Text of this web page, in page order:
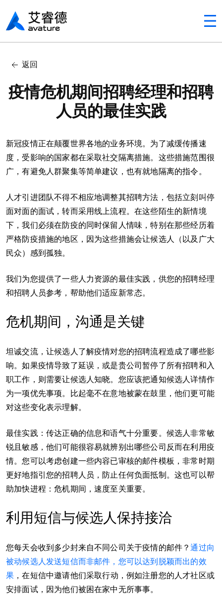
Avaturehcm
返回
疫情危机期间招聘经理和招聘
人员的最佳实践
危机期间，沟通是关键
新冠疫情正在颠覆世界各地的业务环境。为了减缓传播速
度，受影响的国家都在采取社交隔离措施。这些措施范围很
广，有避免人群聚集等简单建议，也有就地隔离的指令。
人才引进团队不得不相应地调整其招聘方法，包括立刻叫停
面对面的面试，转而采用线上流程。在这些陌生的新情境
下，我们必须在防疫的同时保留人情味，特别在那些经历着
严格防疫措施的地区，因为这些措施会让候选人（以及广大
民众）感到孤独。
我们为您提供了一些人力资源的最佳实践，供您的招聘经理
和招聘人员参考，帮助他们适应新常态。
危机期间，沟通是关键
坦诚交流，让候选人了解疫情对您的招聘流程造成了哪些影
响。如果疫情导致了延误，或是贵公司暂停了所有招聘和入
职工作，则需要让候选人知晓。您应该把通知候选人详情作
为一项优先事项。比起毫不在意地被蒙在鼓里，他们更可能
对这些变化表示理解。
最佳实践：传达正确的信息和语气十分重要。候选人非常敏
锐且敏感，他们可能很容易就辨别出哪些公司反而在利用疫
情。您可以考虑创建一些内容已审核的邮件模板，非常时期
更好地指引您的招聘人员，防止任何负面抵制。这也可以帮
助加快进程：危机期间，速度至关重要。
利用短信与候选人保持接洽
您每天会收到多少封来自不同公司关于疫情的邮件？通过向
被动候选人发送短信而非邮件，您可以达到脱颖而出的效
果 ，在短信中邀请他们采取行动，例如注册您的人才社区或
安排面试，因为他们被困在家中无所事事。